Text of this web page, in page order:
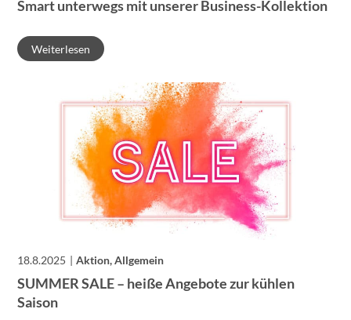
Smart unterwegs mit unserer Business-Kollektion
Weiterlesen
18.8.2025 Aktion, Allgemein
SUMMER SALE – heiße Angebote zur kühlen
Saison